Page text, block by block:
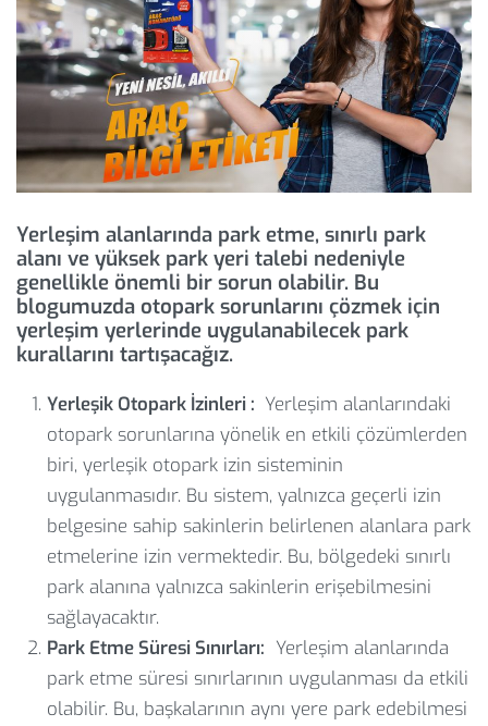
Yerleşim alanlarında park etme, sınırlı park
alanı ve yüksek park yeri talebi nedeniyle
genellikle önemli bir sorun olabilir. Bu
blogumuzda otopark sorunlarını çözmek için
yerleşim yerlerinde uygulanabilecek park
kurallarını tartışacağız.
Yerleşik Otopark İzinleri : Yerleşim alanlarındaki
otopark sorunlarına yönelik en etkili çözümlerden
biri, yerleşik otopark izin sisteminin
uygulanmasıdır. Bu sistem, yalnızca geçerli izin
belgesine sahip sakinlerin belirlenen alanlara park
etmelerine izin vermektedir. Bu, bölgedeki sınırlı
park alanına yalnızca sakinlerin erişebilmesini
sağlayacaktır.
Park Etme Süresi Sınırları: Yerleşim alanlarında
park etme süresi sınırlarının uygulanması da etkili
olabilir. Bu, başkalarının aynı yere park edebilmesi